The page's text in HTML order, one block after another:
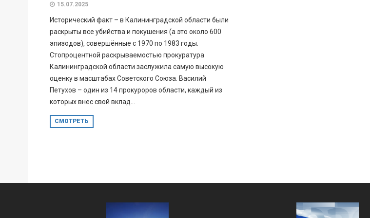
15.07.2025
Исторический факт – в Калининградской области были
раскрыты все убийства и покушения (а это около 600
эпизодов), совершённые с 1970 по 1983 годы.
Стопроцентной раскрываемостью прокуратура
Калининградской области заслужила самую высокую
оценку в масштабах Советского Союза. Василий
Петухов – один из 14 прокуроров области, каждый из
которых внес свой вклад...
СМОТРЕТЬ